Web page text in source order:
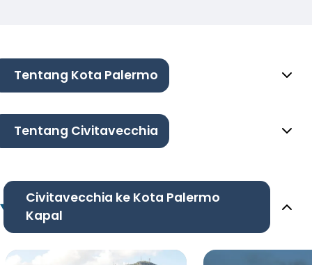
Tentang Kota Palermo
Tentang Civitavecchia
Civitavecchia ke Kota Palermo
Kapal